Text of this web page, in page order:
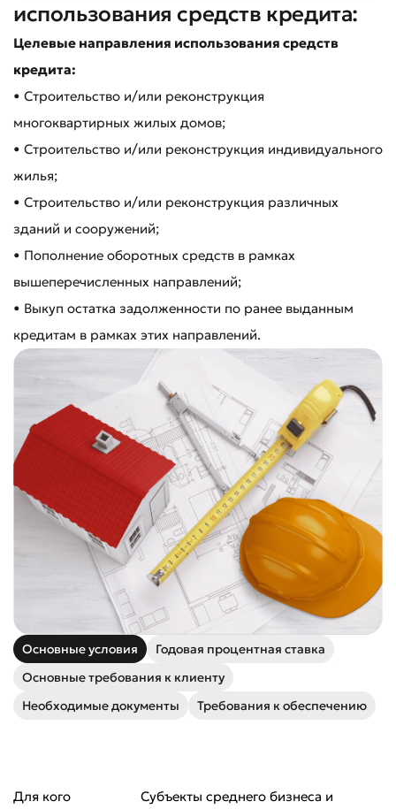
использования средств кредита:
Целевые направления использования средств
кредита:
• Строительство и/или реконструкция
многоквартирных жилых домов;
• Строительство и/или реконструкция индивидуального
жилья;
• Строительство и/или реконструкция различных
зданий и сооружений;
• Пополнение оборотных средств в рамках
вышеперечисленных направлений;
• Выкуп остатка задолженности по ранее выданным
кредитам в рамках этих направлений.
Основные условия
Годовая процентная ставка
Основные требования к клиенту
Необходимые документы
Требования к обеспечению
Для кого Субъекты среднего бизнеса и